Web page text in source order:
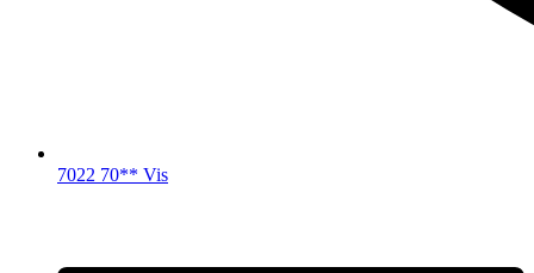
7022 70** Vis